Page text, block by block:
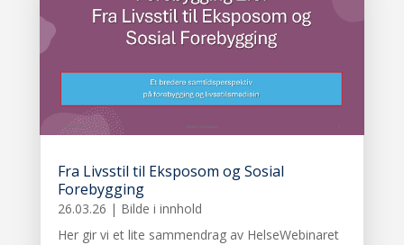
Fra Livsstil til Eksposom og Sosial
Forebygging
26.03.26 | Bilde i innhold
Her gir vi et lite sammendrag av HelseWebinaret